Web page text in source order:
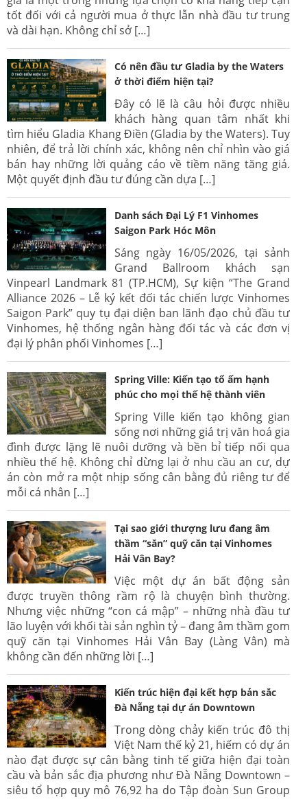
tốt đối với cả người mua ở thực lẫn nhà đầu tư trung
và dài hạn. Không chỉ sở […]
Có nên đầu tư Gladia by the Waters
ở thời điểm hiện tại?
Đây có lẽ là câu hỏi được nhiều
khách hàng quan tâm nhất khi
tìm hiểu Gladia Khang Điền (Gladia by the Waters). Tuy
nhiên, để trả lời chính xác, không nên chỉ nhìn vào giá
bán hay những lời quảng cáo về tiềm năng tăng giá.
Một quyết định đầu tư đúng cần dựa […]
Danh sách Đại Lý F1 Vinhomes
Saigon Park Hóc Môn
Sáng ngày 16/05/2026, tại sảnh
Grand Ballroom khách sạn
Vinpearl Landmark 81 (TP.HCM), Sự kiện “The Grand
Alliance 2026 – Lễ ký kết đối tác chiến lược Vinhomes
Saigon Park” quy tụ đại diện ban lãnh đạo chủ đầu tư
Vinhomes, hệ thống ngân hàng đối tác và các đơn vị
đại lý phân phối Vinhomes […]
Spring Ville: Kiến tạo tổ ấm hạnh
phúc cho mọi thế hệ thành viên
Spring Ville kiến tạo không gian
sống nơi những giá trị văn hoá gia
đình được lặng lẽ nuôi dưỡng và bền bỉ tiếp nối qua
nhiều thế hệ. Không chỉ dừng lại ở nhu cầu an cư, dự
án còn mở ra một nhịp sống cân bằng đủ riêng tư để
mỗi cá nhân […]
Tại sao giới thượng lưu đang âm
thầm “săn” quỹ căn tại Vinhomes
Hải Vân Bay?
Việc một dự án bất động sản
được truyền thông rầm rộ là chuyện bình thường.
Nhưng việc những “con cá mập” – những nhà đầu tư
lão luyện với khối tài sản nghìn tỷ – đang âm thầm gom
quỹ căn tại Vinhomes Hải Vân Bay (Làng Vân) mà
không cần đến những lời […]
Kiến trúc hiện đại kết hợp bản sắc
Đà Nẵng tại dự án Downtown
Trong dòng chảy kiến trúc đô thị
Việt Nam thế kỷ 21, hiếm có dự án
nào đạt được sự cân bằng tinh tế giữa hiện đại toàn
cầu và bản sắc địa phương như Đà Nẵng Downtown –
siêu tổ hợp quy mô 76,92 ha do Tập đoàn Sun Group